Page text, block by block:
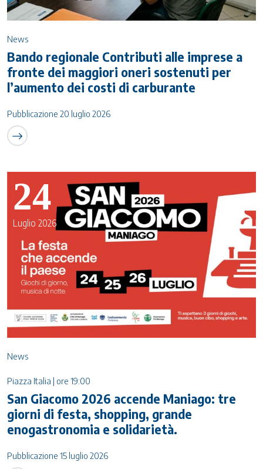
News
Bando regionale Contributi alle imprese a
fronte dei maggiori oneri sostenuti per
l’aumento dei costi di carburante
Pubblicazione 20 luglio 2026
24
Luglio 2026
News
Piazza Italia | ore 19:00
San Giacomo 2026 accende Maniago: tre
giorni di festa, shopping, grande
enogastronomia e solidarietà.
Pubblicazione 15 luglio 2026